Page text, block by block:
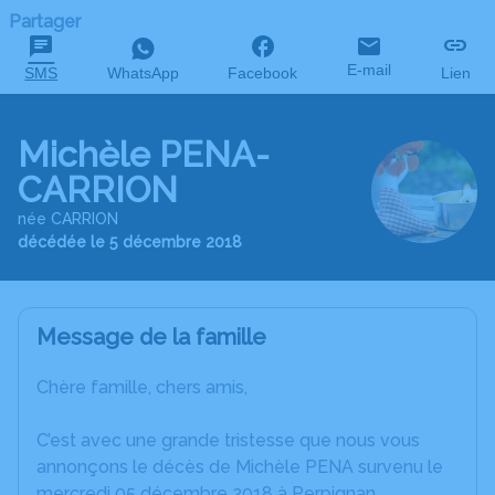
Partager
SMS WhatsApp Facebook E-mail Lien
Michèle PENA-
CARRION
née CARRION
décédée le 5 décembre 2018
Message de la famille
Chère famille, chers amis,
C’est avec une grande tristesse que nous vous
annonçons le décès de Michèle PENA survenu le